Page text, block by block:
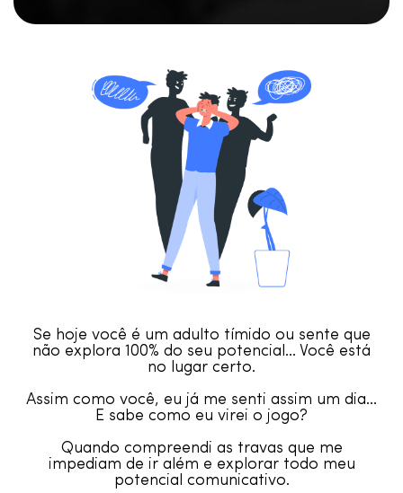
Se hoje você é um adulto tímido ou sente que
não explora 100% do seu potencial… Você está
no lugar certo.
Assim como você, eu já me senti assim um dia…
E sabe como eu virei o jogo?
Quando compreendi as travas que me
impediam de ir além e explorar todo meu
potencial comunicativo.